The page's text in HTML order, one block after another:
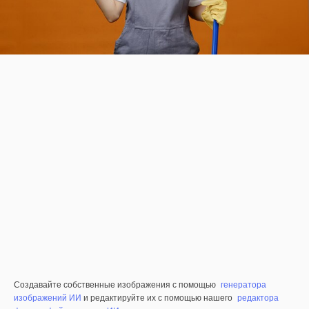
Создавайте собственные изображения с помощью генератора
изображений ИИ и редактируйте их с помощью нашего редактора